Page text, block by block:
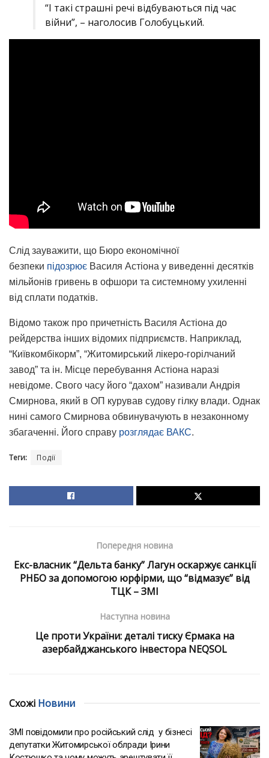
“І такі страшні речі відбуваються під час
війни”, – наголосив Голобуцький.
Слід зауважити, що Бюро економічної
безпеки підозрює Василя Астіона у виведенні десятків
мільйонів гривень в офшори та системному ухиленні
від сплати податків.
Відомо також про причетність Василя Астіона до
рейдерства інших відомих підприємств. Наприклад,
“Київкомбікорм”, “Житомирський лікеро-горілчаний
завод” та ін. Місце перебування Астіона наразі
невідоме. Свого часу його “дахом” називали Андрія
Смирнова, який в ОП курував судову гілку влади. Однак
нині самого Смирнова обвинувачують в незаконному
збагаченні. Його справу розглядає ВАКС.
Теги: Події
Попередня новина
Екс-власник “Дельта банку” Лагун оскаржує санкції
РНБО за допомогою юрфірми, що “відмазує” від
ТЦК – ЗМІ
Наступна новина
Це проти України: деталі тиску Єрмака на
азербайджанського інвестора NEQSOL
Схожі Новини
ЗМІ повідомили про російський слід у бізнесі
депутатки Житомирської облради Ірини